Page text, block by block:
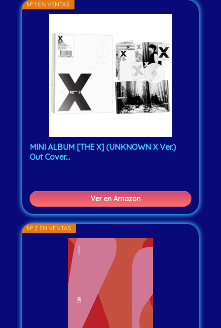
Nº 1 EN VENTAS
MINI ALBUM [THE X] (UNKNOWN X Ver.)
Out Cover...
Ver en Amazon
Nº 2 EN VENTAS